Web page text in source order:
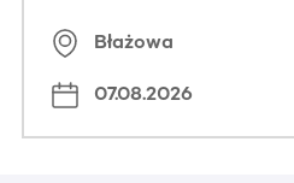
Błażowa
07.08.2026